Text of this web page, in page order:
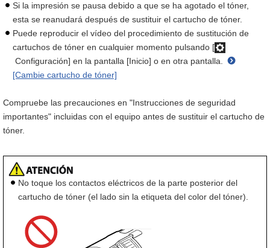
Si la impresión se pausa debido a que se ha agotado el tóner,
esta se reanudará después de sustituir el cartucho de tóner.
Puede reproducir el vídeo del procedimiento de sustitución de
cartuchos de tóner en cualquier momento pulsando [
Configuración] en la pantalla [Inicio] o en otra pantalla.
[Cambie cartucho de tóner]
Compruebe las precauciones en "Instrucciones de seguridad
importantes" incluidas con el equipo antes de sustituir el cartucho de
tóner.
No toque los contactos eléctricos de la parte posterior del
cartucho de tóner (el lado sin la etiqueta del color del tóner).